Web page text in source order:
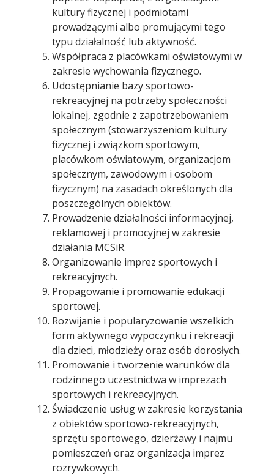
kultury fizycznej i podmiotami
prowadzącymi albo promującymi tego
typu działalność lub aktywność.
Współpraca z placówkami oświatowymi w
zakresie wychowania fizycznego.
Udostępnianie bazy sportowo-
rekreacyjnej na potrzeby społeczności
lokalnej, zgodnie z zapotrzebowaniem
społecznym (stowarzyszeniom kultury
fizycznej i związkom sportowym,
placówkom oświatowym, organizacjom
społecznym, zawodowym i osobom
fizycznym) na zasadach określonych dla
poszczególnych obiektów.
Prowadzenie działalności informacyjnej,
reklamowej i promocyjnej w zakresie
działania MCSiR.
Organizowanie imprez sportowych i
rekreacyjnych.
Propagowanie i promowanie edukacji
sportowej.
Rozwijanie i popularyzowanie wszelkich
form aktywnego wypoczynku i rekreacji
dla dzieci, młodzieży oraz osób dorosłych.
Promowanie i tworzenie warunków dla
rodzinnego uczestnictwa w imprezach
sportowych i rekreacyjnych.
Świadczenie usług w zakresie korzystania
z obiektów sportowo-rekreacyjnych,
sprzętu sportowego, dzierżawy i najmu
pomieszczeń oraz organizacja imprez
rozrywkowych.